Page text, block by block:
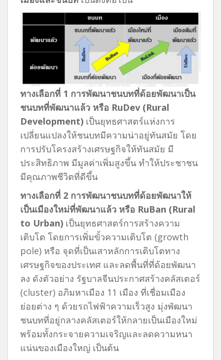
ทางเลือกที่ 1 การพัฒนาชนบทที่ด้อยพัฒนาเป็น
ชนบทที่พัฒนาแล้ว หรือ RuDev (Rural
Development) เป็นยุทธศาสตร์แห่งการ
เปลี่ยนแปลงให้ชนบทมีความน่าอยู่ทันสมัย โดย
การปรับโครงสร้างเศรษฐกิจให้ทันสมัย มี
ประสิทธิภาพ มีมูลค่าเพิ่มสูงขึ้น ทำให้ประชาชน
มีคุณภาพชีวิตที่ดีขึ้น
ทางเลือกที่ 2 การพัฒนาชนบทที่ด้อยพัฒนาให้
เป็นเมืองใหม่ที่พัฒนาแล้ว หรือ RuBan (Rural
to Urban) เป็นยุทธศาสตร์การสร้างความ
เติบโต โดยการเพิ่มขั้วความเติบโต (growth
pole) หรือ จุดที่เป็นเสาหลักการเติบโตทาง
เศรษฐกิจของประเทศ และลดพื้นที่ที่ด้อยพัฒนา
ลง ดังตัวอย่าง รัฐบาลจีนประกาศสร้างคลัสเตอร์
(cluster) อภิมหาเมือง 11 เมือง ที่เชื่อมเมือง
ย่อยต่าง ๆ ด้วยรถไฟฟ้าความเร็วสูง มุ่งพัฒนา
ชนบทที่อยู่กลางคลัสเตอร์ให้กลายเป็นเมืองใหม่
พร้อมทั้งกระจายความเจริญและลดความหนา
แน่นของเมืองใหญ่ เป็นต้น